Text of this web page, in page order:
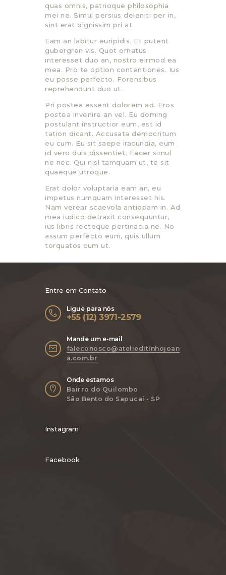
quas omnis, patrioque philosophia
mei ne. Simul persius deleniti per in,
sint erat dignissim pri at.
Eam an labitur euripidis. Et putent
gubergren vis. Quot ornatus
interesset duo an, nostro eirmod ea
mea. Pro te option contentiones. Ius
eu posse perfecto. Forensibus
reprehendunt duo ut.
Pri postea essent dolorem ad. Eros
postea invenire an vel. Eu doming
postulant instructior eum, est id
tation dicant. Accusata democritum
eu cum. Eu sit saepe iracundia, eum
id vero duis dissentiet. Facer simul
ne nec. Qui nisl tamquam ut, te sit
quaeque utroque.
Erat dolor voluptaria eam an, eu
impetus numquam interesset his.
Nam verear scaevola antiopam in. Ad
mea iudico detraxit consequuntur,
ius libris recteque pertinacia ne. No
assum perfecto eum, quis ullum
torquatos cum ut.
Entre em Contato
Ligue para nós
+55 (12) 3971-2579
Mande um e-mail
faleconosco@atelieditinhojoan
a.com.br
Onde estamos
Bairro do Quilombo
São Bento do Sapucaí - SP
Instagram
Facebook